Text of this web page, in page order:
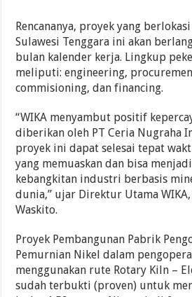
Rencananya, proyek yang
Sulawesi Tenggara ini akan
bulan kalender kerja. Lingkup
meliputi: engineering,
commisioning, dan financing.
“WIKA menyambut positif
diberikan oleh PT Ceria Nugraha
proyek ini dapat selesai tepat
yang memuaskan dan bisa
kebangkitan industri berbasis
dunia,” ujar Direktur Utama
Waskito.
Proyek Pembangunan Pabrik
Pemurnian Nikel dalam
menggunakan rute Rotary Kiln –
sudah terbukti (proven) untuk